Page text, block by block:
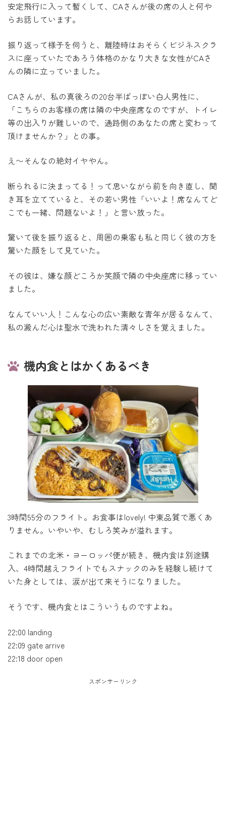
安定飛行に入って暫くして、CAさんが後の席の人と何や
らお話しています。
振り返って様子を伺うと、離陸時はおそらくビジネスクラ
スに座っていたであろう体格のかなり大きな女性がCAさ
んの隣に立っていました。
CAさんが、私の真後ろの20台半ばっぽい白人男性に、
「こちらのお客様の席は隣の中央座席なのですが、トイレ
等の出入りが難しいので、通路側のあなたの席と変わって
頂けませんか？」との事。
え〜そんなの絶対イヤやん。
断られるに決まってる！って思いながら前を向き直し、聞
き耳を立てていると、その若い男性「いいよ！席なんてど
こでも一緒、問題ないよ！」と言い放った。
驚いて後を振り返ると、周囲の乗客も私と同じく彼の方を
驚いた顔をして見ていた。
その彼は、嫌な顔どころか笑顔で隣の中央座席に移ってい
ました。
なんていい人！こんな心の広い素敵な青年が居るなんて、
私の澱んだ心は聖水で洗われた清々しさを覚えました。
機内食とはかくあるべき
3時間55分のフライト。お食事はlovely! 中東品質で悪くあ
りません。いやいや、むしろ笑みが溢れます。
これまでの北米・ヨーロッパ便が続き、機内食は別途購
入、4時間越えフライトでもスナックのみを経験し続けて
いた身としては、涙が出て来そうになりました。
そうです、機内食とはこういうものですよね。
22:00 landing
22:09 gate arrive
22:18 door open
スポンサーリンク